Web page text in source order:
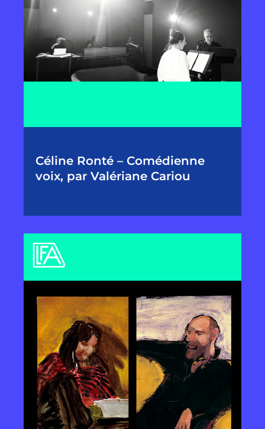
Céline Ronté – Comédienne
voix, par Valériane Cariou